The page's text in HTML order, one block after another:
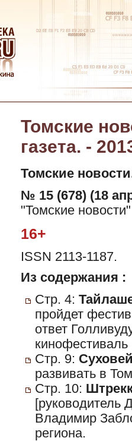
Томские
газета. -
Томские
№ 15 (678) (18
"Томские
16+
ISSN 2113-1187.
Из содержания :
Стр. 4:
пройдет
ответ
Стр. 9:
развивать в
Стр. 10:
[руководитель
Владимир
региона.